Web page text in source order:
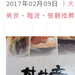
賣日式熟食的專門
於位於交通方便的車
2017年02月09日 ｜
美食 、 難波 、 餐廳推薦